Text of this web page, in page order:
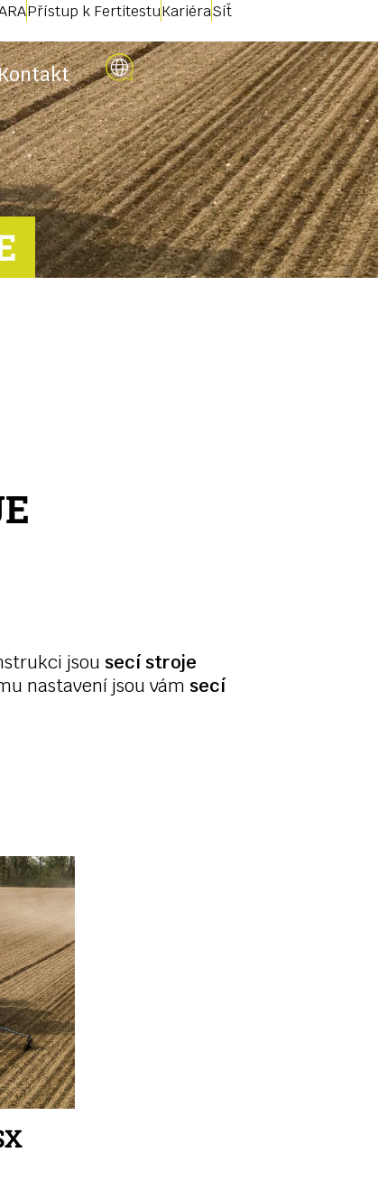
Přístup k FertitestuKariéraSíť
jsou secí stroje
nastavení jsou vám secí